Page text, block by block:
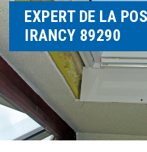
EXPERT DE LA
IRANCY 89290